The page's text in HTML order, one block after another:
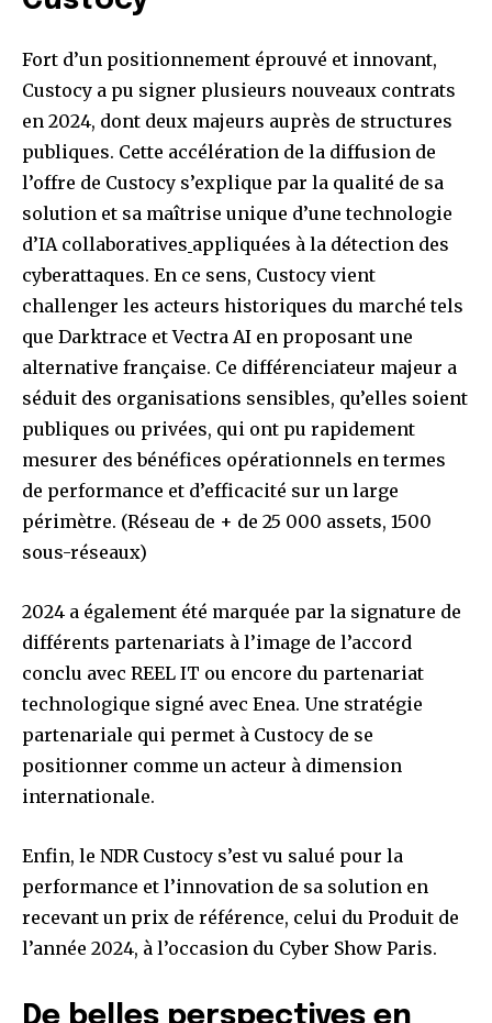
Fort d’un positionnement éprouvé et innovant,
Custocy a pu signer plusieurs nouveaux contrats
en 2024, dont deux majeurs auprès de structures
publiques. Cette accélération de la diffusion de
l’offre de Custocy s’explique par la qualité de sa
solution et sa maîtrise unique d’une technologie
d’IA collaboratives appliquées à la détection des
cyberattaques. En ce sens, Custocy vient
challenger les acteurs historiques du marché tels
que Darktrace et Vectra AI en proposant une
alternative française. Ce différenciateur majeur a
séduit des organisations sensibles, qu’elles soient
publiques ou privées, qui ont pu rapidement
mesurer des bénéfices opérationnels en termes
de performance et d’efficacité sur un large
périmètre. (Réseau de + de 25 000 assets, 1500
sous-réseaux)
2024 a également été marquée par la signature de
différents partenariats à l’image de l’accord
conclu avec REEL IT ou encore du partenariat
technologique signé avec Enea. Une stratégie
partenariale qui permet à Custocy de se
positionner comme un acteur à dimension
internationale.
Enfin, le NDR Custocy s’est vu salué pour la
performance et l’innovation de sa solution en
recevant un prix de référence, celui du Produit de
l’année 2024, à l’occasion du Cyber Show Paris.
De belles perspectives en